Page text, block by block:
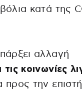
κατά της
αλλαγή
κοινωνίες
προς την